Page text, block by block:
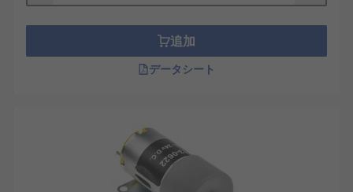
まで対応する幅広いDCモーターを卸売価格で取り扱
っています。おすすめ品や交換部品も低価格でご用
意しています。配送については、
配送ページ
追加
データシート